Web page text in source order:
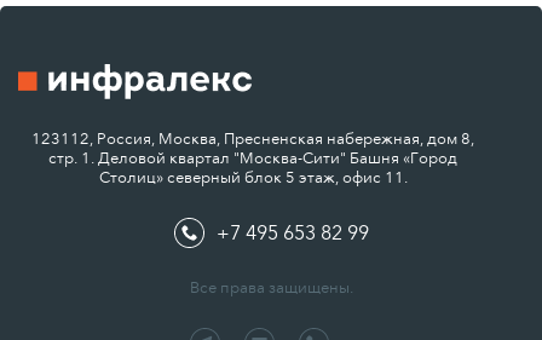
123112, Россия, Москва, Пресненская набережная, дом 8,
стр. 1. Деловой квартал "Москва-Сити" Башня «Город
Столиц» северный блок 5 этаж, офис 11.
+7 495 653 82 99
Все права защищены.